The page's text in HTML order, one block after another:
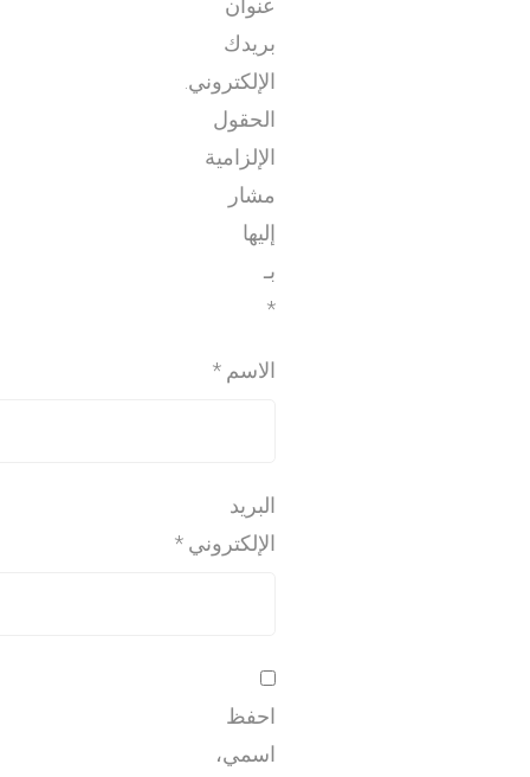
بريدك
الإلكتروني.
الحقول
الإلزامية
مشار
إليها
بـ
*
الاسم *
البريد
الإلكتروني *
احفظ
اسمي،